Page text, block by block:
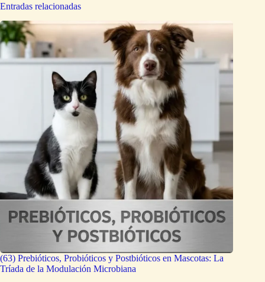
Entradas relacionadas
(63) Prebióticos, Probióticos y Postbióticos en Mascotas: La
Tríada de la Modulación Microbiana